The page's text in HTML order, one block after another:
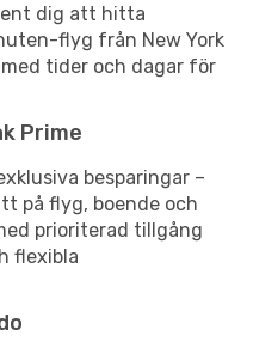
dig att hitta
flyg från New York
tider och dagar för
Prime
besparingar –
på flyg, boende och
prioriterad tillgång
flexibla